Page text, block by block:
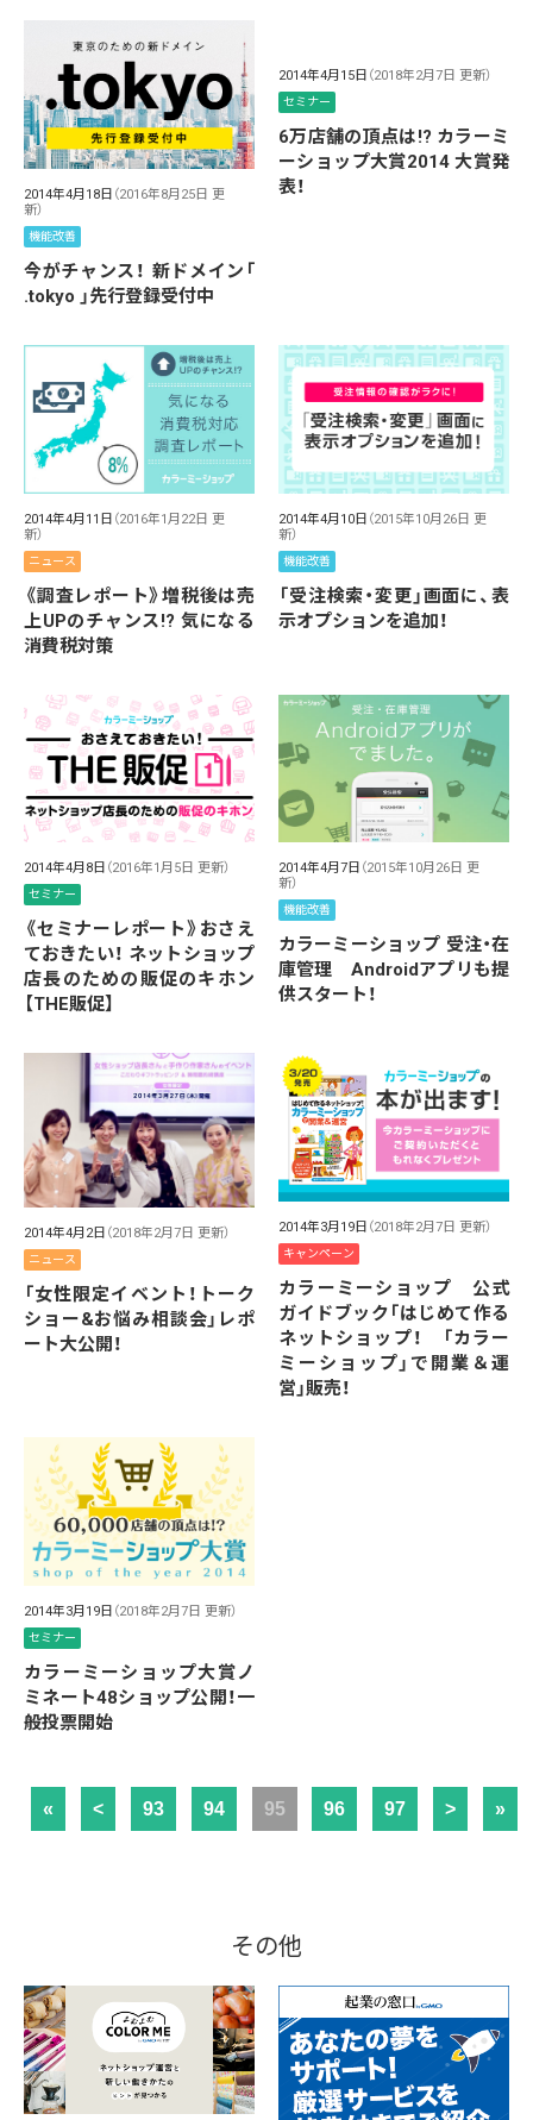
2014年4月18日 （2016年8月25日 更
新）
機能改善
今がチャンス！ 新ドメイン「
.tokyo 」先行登録受付中
2014年4月15日 （2018年2月7日 更新）
セミナー
6万店舗の頂点は!? カラーミ
ーショップ大賞2014 大賞発
表！
2014年4月11日 （2016年1月22日 更
新）
ニュース
《調査レポート》増税後は売
上UPのチャンス!? 気になる
消費税対策
2014年4月10日 （2015年10月26日 更
新）
機能改善
「受注検索・変更」画面に、表
示オプションを追加！
2014年4月8日 （2016年1月5日 更新）
セミナー
《セミナーレポート》おさえ
ておきたい！ ネットショップ
店長のための販促のキホン
【THE販促】
2014年4月7日 （2015年10月26日 更
新）
機能改善
カラーミーショップ 受注・在
庫管理 Androidアプリも提
供スタート！
2014年4月2日 （2018年2月7日 更新）
ニュース
「女性限定イベント！トーク
ショー&お悩み相談会」レポ
ート大公開！
2014年3月19日 （2018年2月7日 更新）
キャンペーン
カラーミーショップ 公式
ガイドブック「はじめて作る
ネットショップ！ 「カラー
ミーショップ」で開業＆運
営」販売！
2014年3月19日 （2018年2月7日 更新）
セミナー
カラーミーショップ大賞ノ
ミネート48ショップ公開！一
般投票開始
« < 93 94 95 96 97 > »
その他